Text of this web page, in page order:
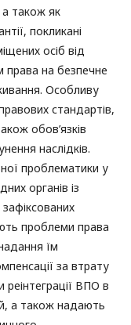
також як
покликані
осіб від
права на безпечне
Особливу
стандартів,
обов’язків
наслідків.
проблематики у
органів із
проблеми права
їм
за втрату
ВПО в
а також надають